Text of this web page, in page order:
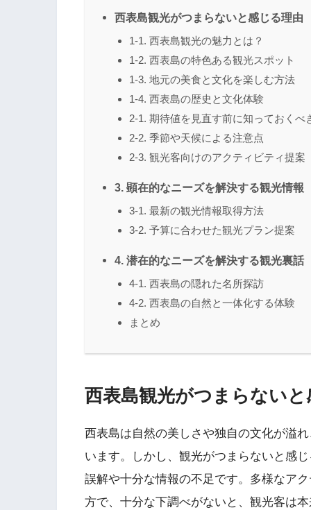
西表島観光がつまらないと感じる理由
1-1. 西表島観光の魅力とは？
1-2. 西表島の特色ある観光スポット
1-3. 地元の美食と文化を楽しむ方法
1-4. 西表島の歴史と文化体験
2-1. 期待値を見直す前に知っておくべ
2-2. 季節や天候による注意点
2-3. 観光客向けのアクティビティ提案
3. 顕在的なニーズを解決する観光情報
3-1. 最新の観光情報取得方法
3-2. 予算に合わせた観光プラン提案
4. 潜在的なニーズを解決する観光裏話
4-1. 西表島の隠れた名所探訪
4-2. 西表島の自然と一体化する体験
まとめ
西表島観光がつまらない
西表島は自然の美しさや独自の文化が溢
います。しかし、観光がつまらないと感
誤解や十分な情報の不足です。多様なア
方で、十分な下調べがないと、観光客は